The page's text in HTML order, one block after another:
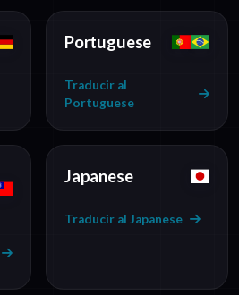
Portuguese
Traducir al
Portuguese
Japanese
Traducir al Japanese